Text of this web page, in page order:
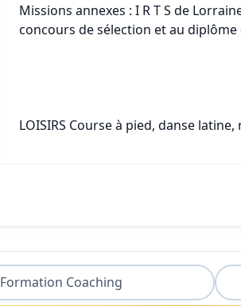
Missions annexes : I R T S de
concours de sélection et au diplôme
LOISIRS Course à pied, danse
Formation Coaching